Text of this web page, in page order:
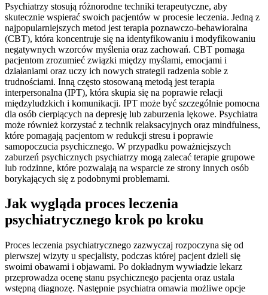
Psychiatrzy stosują różnorodne techniki terapeutyczne, aby
skutecznie wspierać swoich pacjentów w procesie leczenia. Jedną z
najpopularniejszych metod jest terapia poznawczo-behawioralna
(CBT), która koncentruje się na identyfikowaniu i modyfikowaniu
negatywnych wzorców myślenia oraz zachowań. CBT pomaga
pacjentom zrozumieć związki między myślami, emocjami i
działaniami oraz uczy ich nowych strategii radzenia sobie z
trudnościami. Inną często stosowaną metodą jest terapia
interpersonalna (IPT), która skupia się na poprawie relacji
międzyludzkich i komunikacji. IPT może być szczególnie pomocna
dla osób cierpiących na depresję lub zaburzenia lękowe. Psychiatra
może również korzystać z technik relaksacyjnych oraz mindfulness,
które pomagają pacjentom w redukcji stresu i poprawie
samopoczucia psychicznego. W przypadku poważniejszych
zaburzeń psychicznych psychiatrzy mogą zalecać terapie grupowe
lub rodzinne, które pozwalają na wsparcie ze strony innych osób
borykających się z podobnymi problemami.
Jak wygląda proces leczenia
psychiatrycznego krok po kroku
Proces leczenia psychiatrycznego zazwyczaj rozpoczyna się od
pierwszej wizyty u specjalisty, podczas której pacjent dzieli się
swoimi obawami i objawami. Po dokładnym wywiadzie lekarz
przeprowadza ocenę stanu psychicznego pacjenta oraz ustala
wstępną diagnozę. Następnie psychiatra omawia możliwe opcje